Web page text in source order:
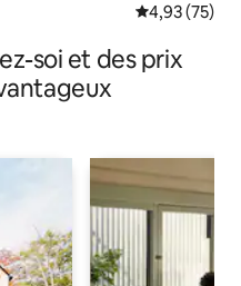
Note
4,93 (75)
soi et des prix